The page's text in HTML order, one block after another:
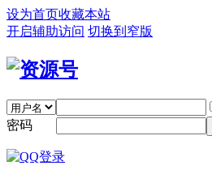
设为首页收藏本站
开启辅助访问 切换到窄版
密码